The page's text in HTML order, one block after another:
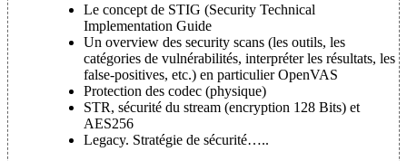
Le concept de STIG (Security Technical
Implementation Guide
Un overview des security scans (les outils, les
catégories de vulnérabilités, interpréter les résultats, les
false-positives, etc.) en particulier OpenVAS
Protection des codec (physique)
STR, sécurité du stream (encryption 128 Bits) et
AES256
Legacy. Stratégie de sécurité…..